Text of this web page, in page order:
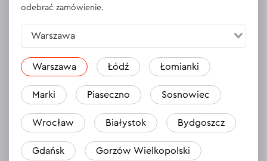
Warszawa:
ul. Jubilerska 1/3, 04-190 (CH King Cross Praga)
ul. Modlińska 8, 03-216 (CH Auchan Warszawa
Modlińska)
Marki:
odebrać zamówienie.
Warszawa
Warszawa Łódź Łomianki
Marki Piaseczno Sosnowiec
Wrocław Białystok Bydgoszcz
Gdańsk Gorzów Wielkopolski